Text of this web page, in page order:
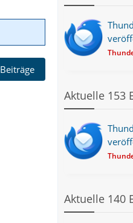
Beiträge
Aktuelle 153
Aktuelle 140